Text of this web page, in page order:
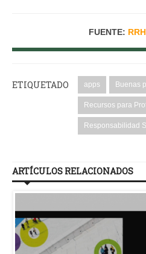
FUENTE:
ETIQUETADO apps Buenas
Recursos para
Responsabilidad
ARTÍCULOS RELACIONADOS